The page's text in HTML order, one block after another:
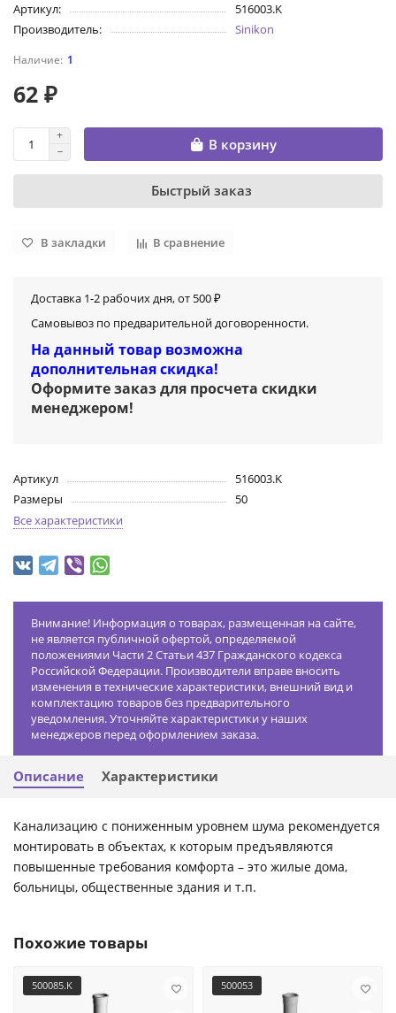
Артикул:
516003.K
Производитель:
Sinikon
1
62 ₽
В корзину
Быстрый заказ
В закладки В сравнение
Доставка 1-2 рабочих дня, от 500 ₽
Самовывоз по предварительной договоренности.
На данный товар возможна
дополнительная скидка!
Оформите заказ для просчета скидки
менеджером!
Артикул
516003.K
Размеры
50
Все характеристики
Внимание! Информация о товарах, размещенная на сайте,
не является публичной офертой, определяемой
положениями Части 2 Статьи 437 Гражданского кодекса
Российской Федерации. Производители вправе вносить
изменения в технические характеристики, внешний вид и
комплектацию товаров без предварительного
уведомления. Уточняйте характеристики у наших
менеджеров перед оформлением заказа.
Описание Характеристики
Канализацию с пониженным уровнем шума рекомендуется
монтировать в объектах, к которым предъявляются
повышенные требования комфорта – это жилые дома,
больницы, общественные здания и т.п.
Похожие товары
500085.K 500053